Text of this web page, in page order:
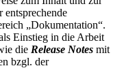
entsprechende
„Dokumentation“.
Einstieg in die Arbeit
die Release Notes mit
bzgl. der